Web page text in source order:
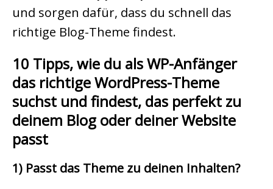
und sorgen dafür, dass du schnell das
richtige Blog-Theme findest.
10 Tipps, wie du als WP-Anfänger
das richtige WordPress-Theme
suchst und findest, das perfekt zu
deinem Blog oder deiner Website
passt
1) Passt das Theme zu deinen Inhalten?